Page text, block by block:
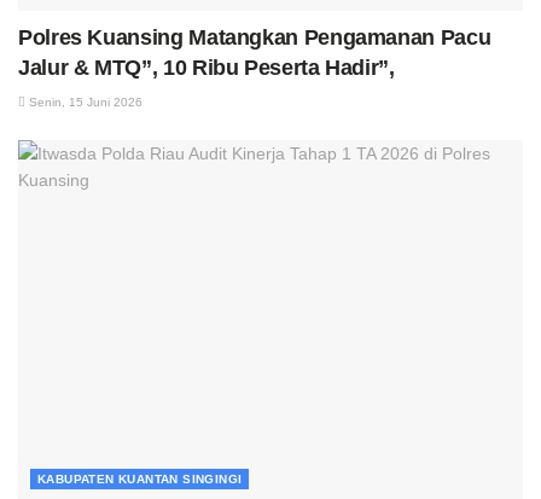
Polres Kuansing Matangkan Pengamanan Pacu
Jalur & MTQ”, 10 Ribu Peserta Hadir”,
Senin, 15 Juni 2026
KABUPATEN KUANTAN SINGINGI